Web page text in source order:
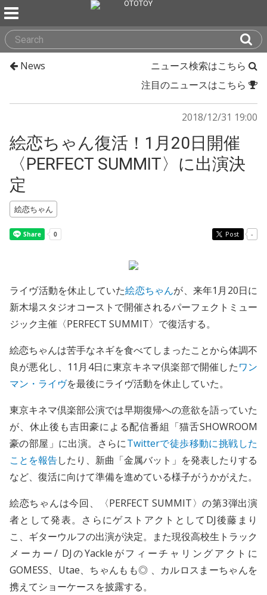
News
ニュース検索はこちら
注目のニュースはこちら
2018/12/31 19:00
絵恋ちゃん復活！1月20日開催
〈PERFECT SUMMIT〉に出演決
定
絵恋ちゃん
Post -
ライヴ活動を休止していた絵恋ちゃんが、来年1月20日に
新木場スタジオコーストで開催されるパーフェクトミュー
ジック主催〈PERFECT SUMMIT〉で復活する。
絵恋ちゃんは苦手なネギを食べてしまったことから体調不
良が悪化し、11月4日に東京キネマ倶楽部で開催したワン
マン・ライヴを最後にライヴ活動を休止していた。
東京キネマ倶楽部公演では早期復帰への意欲を語っていた
が、休止後も吉田豪による配信番組「猫舌SHOWROOM
豪の部屋」に出演。さらにTwitterで徒歩移動に挑戦した
ことを報告したり、新曲「金属バット」を発表したりする
など、復活に向けて準備を進めている様子がうかがえた。
絵恋ちゃんは今回、〈PERFECT SUMMIT〉の第3弾出演
者として発表。さらにゲストアクトとしてDJ後藤まり
こ、ギターウルフの出演が決定。また現役高校生トラック
メーカー/ DJのYackleがフィーチャリングアクトに
GOMESS、Utae、ちゃんもも◎ 、カルロスまーちゃんを
携えてショーケースを披露する。